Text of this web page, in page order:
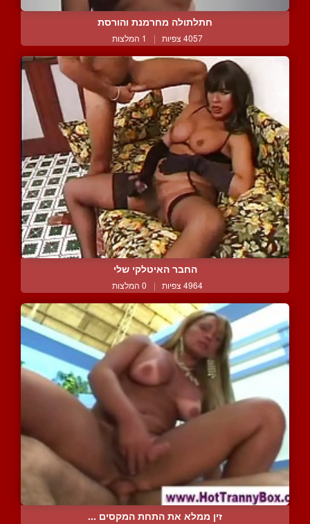
חתלתולה מחרמנת והורסת
4057 צפיות | 1 המלצות
החבר האיטלקי שלי
4964 צפיות | 0 המלצות
זין ממלא את התחת המקסים ...